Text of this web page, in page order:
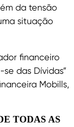
da tensão
situação
financeiro
das Dívidas”
Mobills,
TODAS AS